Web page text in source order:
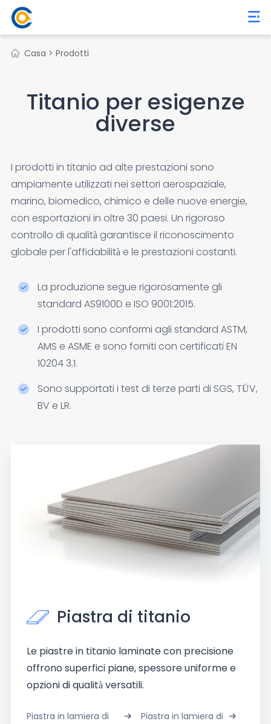
Casa > Prodotti
Titanio per esigenze
diverse
I prodotti in titanio ad alte prestazioni sono
ampiamente utilizzati nei settori aerospaziale,
marino, biomedico, chimico e delle nuove energie,
con esportazioni in oltre 30 paesi. Un rigoroso
controllo di qualità garantisce il riconoscimento
globale per l'affidabilità e le prestazioni costanti.
La produzione segue rigorosamente gli
standard AS9100D e ISO 9001:2015.
I prodotti sono conformi agli standard ASTM,
AMS e ASME e sono forniti con certificati EN
10204 3.1.
Sono supportati i test di terze parti di SGS, TÜV,
BV e LR.
Piastra di titanio
Le piastre in titanio laminate con precisione
offrono superfici piane, spessore uniforme e
opzioni di qualità versatili.
Piastra in lamiera di
Piastra in lamiera di